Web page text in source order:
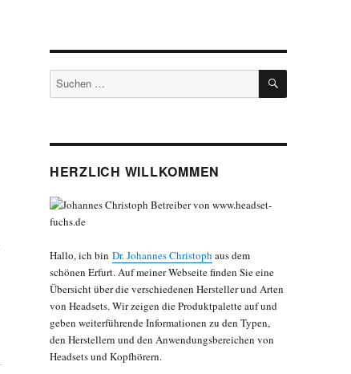
Suchen
nach:
SUCHEN
HERZLICH WILLKOMMEN
Hallo, ich bin Dr. Johannes Christoph aus dem
schönen Erfurt. Auf meiner Webseite finden Sie eine
Übersicht über die verschiedenen Hersteller und Arten
von Headsets. Wir zeigen die Produktpalette auf und
geben weiterführende Informationen zu den Typen,
den Herstellern und den Anwendungsbereichen von
Headsets und Kopfhörern.